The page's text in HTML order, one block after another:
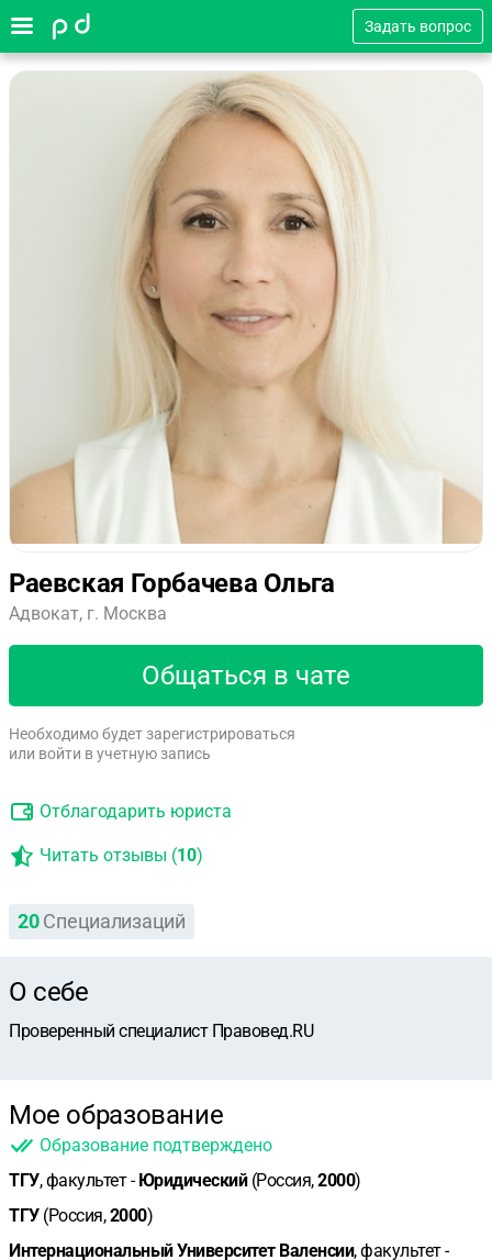
Задать вопрос
Раевская Горбачева Ольга
Адвокат, г. Москва
Общаться в чате
Необходимо будет зарегистрироваться
или войти в учетную запись
Отблагодарить юриста
Читать отзывы (10)
20 Специализаций
О себе
Проверенный специалист Правовед.RU
Мое образование
Образование подтверждено
ТГУ, факультет -Юридический(Россия,2000)
ТГУ(Россия,2000)
Интернациональный Университет Валенсии, факультет -